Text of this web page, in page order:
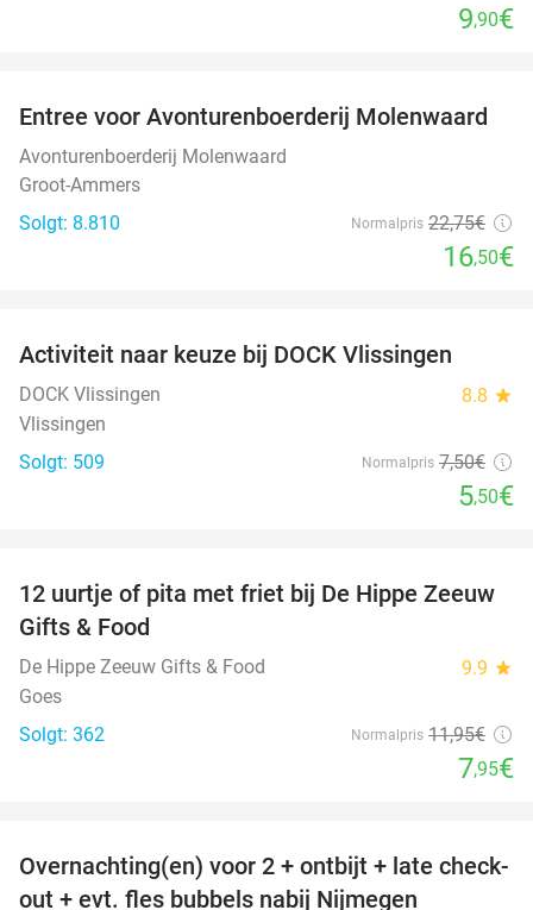
9,90€
27%
Entree voor Avonturenboerderij Molenwaard
Avonturenboerderij Molenwaard
Groot-Ammers
Solgt: 8.810
Normalpris 22,75€
16,50€
Activiteit naar keuze bij DOCK Vlissingen
DOCK Vlissingen 8.8 star
Vlissingen
Solgt: 509
Normalpris 7,50€
5,50€
33%
12 uurtje of pita met friet bij De Hippe Zeeuw
Gifts & Food
De Hippe Zeeuw Gifts & Food 9.9 star
Goes
Solgt: 362
Normalpris 11,95€
7,95€
53%
Overnachting(en) voor 2 + ontbijt + late check-
out + evt. fles bubbels nabij Nijmegen